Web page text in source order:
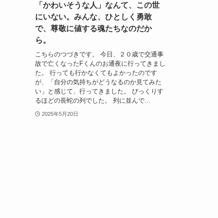
「かわいそうな人」なんて、この世
にいない。みんな、ひとしく勇敢
で、尊敬に値する魂たちなのだか
ら。
こちらのつづきです。 今日、２０歳で交通事
故で亡くなったFくんのお通夜に行ってきまし
た。 行っても行かなくてもよかったのです
が、「自分の気持ちがどうなるのか見てみた
い」と感じて、行ってきました。 びっくりす
るほどの長蛇の列でした。 列に並んで...
2025年5月20日